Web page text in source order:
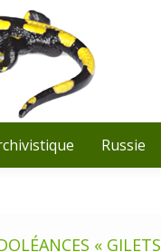
Recherche
Russie
« GILETS